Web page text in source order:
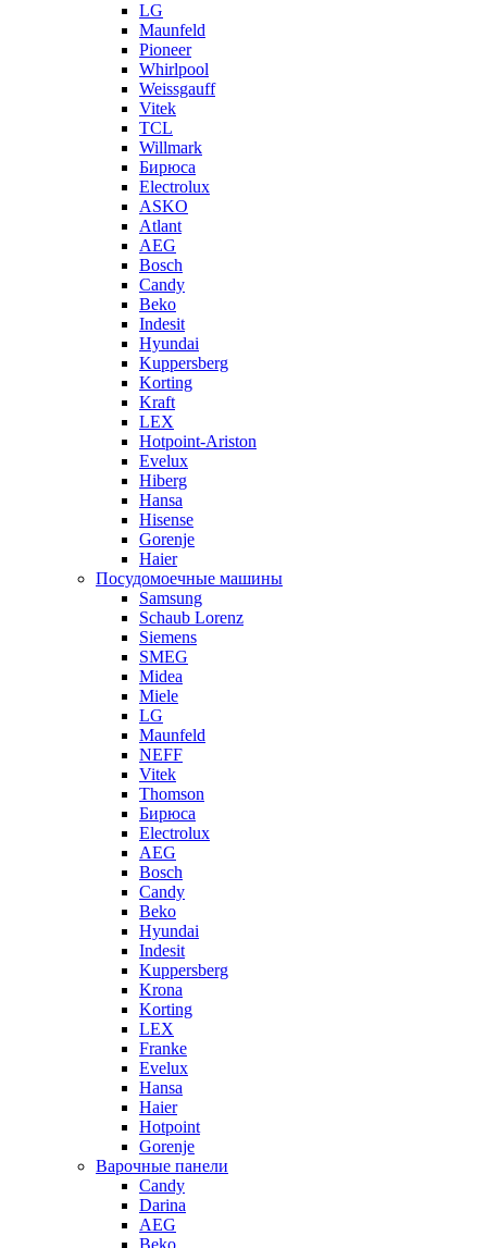
LG
Maunfeld
Pioneer
Whirlpool
Weissgauff
Vitek
TCL
Willmark
Бирюса
Electrolux
ASKO
Atlant
AEG
Bosch
Candy
Beko
Indesit
Hyundai
Kuppersberg
Korting
Kraft
LEX
Hotpoint-Ariston
Evelux
Hiberg
Hansa
Hisense
Gorenje
Haier
Посудомоечные машины
Samsung
Schaub Lorenz
Siemens
SMEG
Midea
Miele
LG
Maunfeld
NEFF
Vitek
Thomson
Бирюса
Electrolux
AEG
Bosch
Candy
Beko
Hyundai
Indesit
Kuppersberg
Krona
Korting
LEX
Franke
Evelux
Hansa
Haier
Hotpoint
Gorenje
Варочные панели
Candy
Darina
AEG